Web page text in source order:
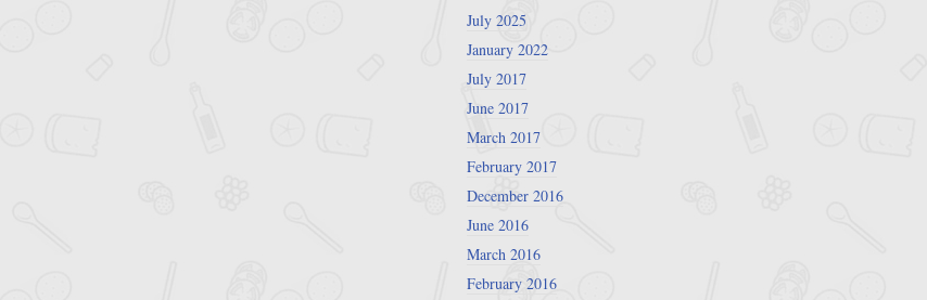
July 2025
January 2022
July 2017
June 2017
March 2017
February 2017
December 2016
June 2016
March 2016
February 2016